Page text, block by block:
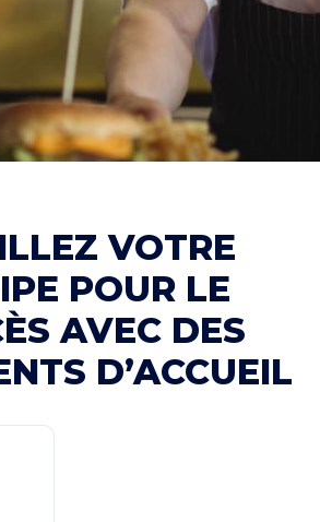
VOTRE
POUR LE
AVEC DES
D’ACCUEIL